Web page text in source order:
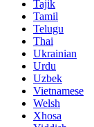
Tajik
Tamil
Telugu
Thai
Ukrainian
Urdu
Uzbek
Vietnamese
Welsh
Xhosa